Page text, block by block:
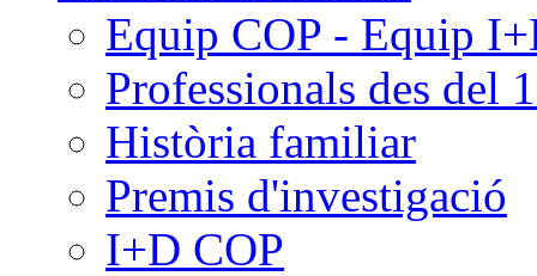
Equip COP - Equip
Professionals des del
Història familiar
Premis d'investigació
I+D COP